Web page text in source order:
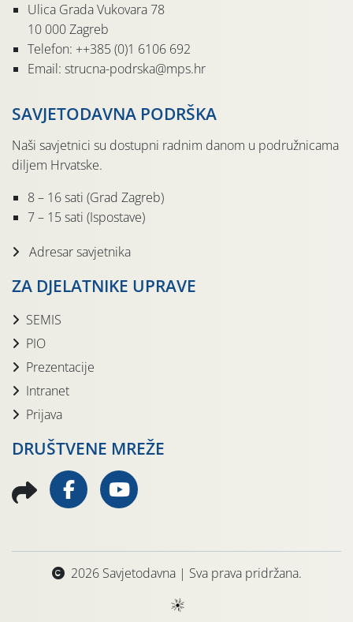
Ulica Grada Vukovara 78
10 000 Zagreb
Telefon: ++385 (0)1 6106 692
Email: strucna-podrska@mps.hr
SAVJETODAVNA PODRŠKA
Naši savjetnici su dostupni radnim danom u podružnicama
diljem Hrvatske.
8 – 16 sati (Grad Zagreb)
7 – 15 sati (Ispostave)
Adresar savjetnika
ZA DJELATNIKE UPRAVE
SEMIS
PIO
Prezentacije
Intranet
Prijava
DRUŠTVENE MREŽE
2026 Savjetodavna | Sva prava pridržana.